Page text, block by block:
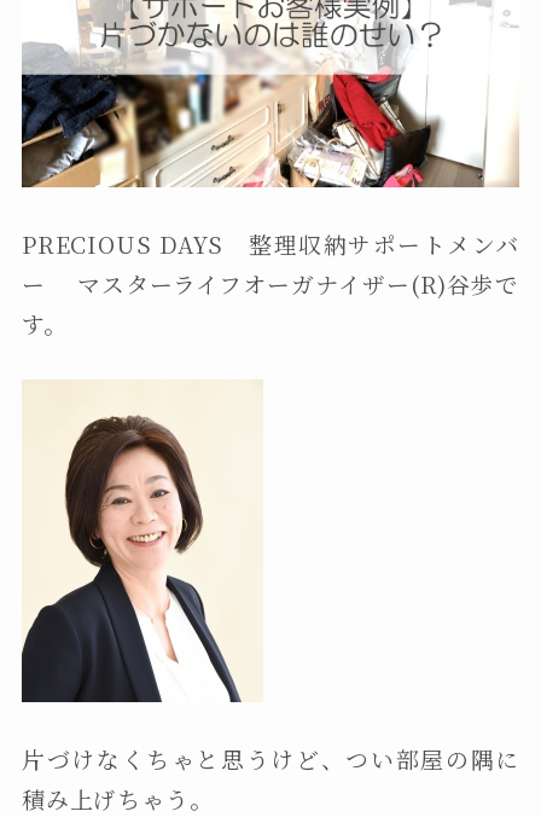
PRECIOUS DAYS 整理収納サポートメンバ
ー マスターライフオーガナイザー(R)谷歩で
す。
片づけなくちゃと思うけど、つい部屋の隅に
積み上げちゃう。